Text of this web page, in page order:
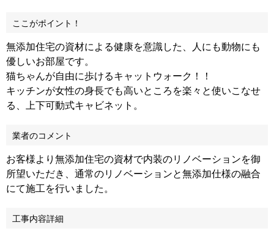
ここがポイント！
無添加住宅の資材による健康を意識した、人にも動物にも
優しいお部屋です。
猫ちゃんが自由に歩けるキャットウォーク！！
キッチンが女性の身長でも高いところを楽々と使いこなせ
る、上下可動式キャビネット。
業者のコメント
お客様より無添加住宅の資材で内装のリノベーションを御
所望いただき、通常のリノベーションと無添加仕様の融合
にて施工を行いました。
工事内容詳細